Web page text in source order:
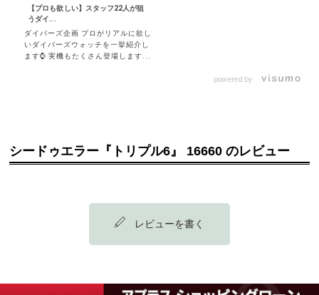
【プロも欲しい】スタッフ22人が狙
うダイ...
ダイバーズ企画 プロがリアルに欲し
いダイバーズウォッチを一挙紹介し
ます⌚️ 実機もたくさん登場します...
powered by
シードゥエラー『トリプル6』 16660 のレビュー
レビューを書く